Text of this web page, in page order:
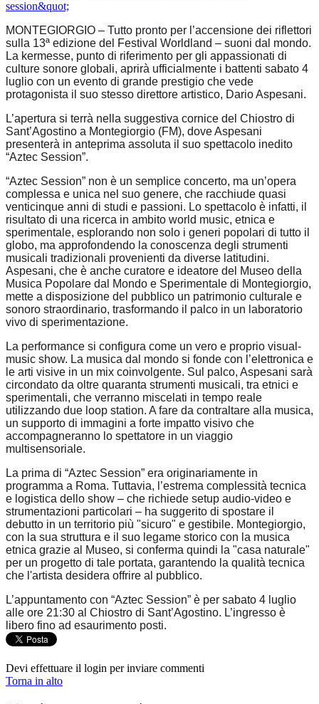
MONTEGIORGIO – Tutto pronto per l’accensione dei riflettori
sulla 13ª edizione del Festival Worldland – suoni dal mondo.
La kermesse, punto di riferimento per gli appassionati di
culture sonore globali, aprirà ufficialmente i battenti sabato 4
luglio con un evento di grande prestigio che vede
protagonista il suo stesso direttore artistico, Dario Aspesani.
L’apertura si terrà nella suggestiva cornice del Chiostro di
Sant’Agostino a Montegiorgio (FM), dove Aspesani
presenterà in anteprima assoluta il suo spettacolo inedito
“Aztec Session”.
“Aztec Session” non è un semplice concerto, ma un’opera
complessa e unica nel suo genere, che racchiude quasi
venticinque anni di studi e passioni. Lo spettacolo è infatti, il
risultato di una ricerca in ambito world music, etnica e
sperimentale, esplorando non solo i generi popolari di tutto il
globo, ma approfondendo la conoscenza degli strumenti
musicali tradizionali provenienti da diverse latitudini.
Aspesani, che è anche curatore e ideatore del Museo della
Musica Popolare dal Mondo e Sperimentale di Montegiorgio,
mette a disposizione del pubblico un patrimonio culturale e
sonoro straordinario, trasformando il palco in un laboratorio
vivo di sperimentazione.
La performance si configura come un vero e proprio visual-
music show. La musica dal mondo si fonde con l’elettronica e
le arti visive in un mix coinvolgente. Sul palco, Aspesani sarà
circondato da oltre quaranta strumenti musicali, tra etnici e
sperimentali, che verranno miscelati in tempo reale
utilizzando due loop station. A fare da contraltare alla musica,
un supporto di immagini a forte impatto visivo che
accompagneranno lo spettatore in un viaggio
multisensoriale.
La prima di “Aztec Session” era originariamente in
programma a Roma. Tuttavia, l’estrema complessità tecnica
e logistica dello show – che richiede setup audio-video e
strumentazioni particolari – ha suggerito di spostare il
debutto in un territorio più "sicuro" e gestibile. Montegiorgio,
con la sua struttura e il suo legame storico con la musica
etnica grazie al Museo, si conferma quindi la "casa naturale"
per un progetto di tale portata, garantendo la qualità tecnica
che l'artista desidera offrire al pubblico.
L’appuntamento con “Aztec Session” è per sabato 4 luglio
alle ore 21:30 al Chiostro di Sant’Agostino. L’ingresso è
libero fino ad esaurimento posti.
Devi effettuare il login per inviare commenti
Torna in alto